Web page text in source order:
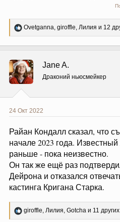
Р
е
ц
и
и
:
Ovetganna, giroffle, Лилия и 12
Jane A.
Драконий ньюсмейкер
24 Окт 2022
Райан Кондалл сказал, что
начале 2023 года.
раньше - пока неизвестно.
Он так же ещё раз
Дейрона и отказался
кастинга Кригана Старка.
Р
е
giroffle, Лилия, Gotcha и 11 других